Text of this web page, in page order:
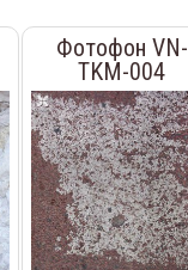
Фотофон VN-
TKM-004